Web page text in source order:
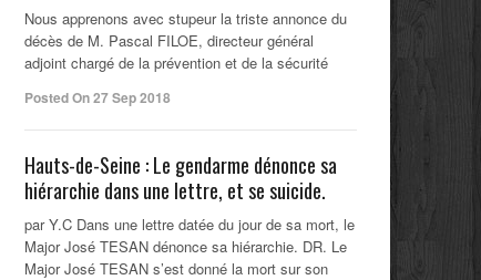
Nous apprenons avec stupeur la triste annonce du
décès de M. Pascal FILOE, directeur général
adjoint chargé de la prévention et de la sécurité
Posted On 27 Sep 2018
Hauts-de-Seine : Le gendarme dénonce sa
hiérarchie dans une lettre, et se suicide.
par Y.C Dans une lettre datée du jour de sa mort, le
Major José TESAN dénonce sa hiérarchie. DR. Le
Major José TESAN s’est donné la mort sur son